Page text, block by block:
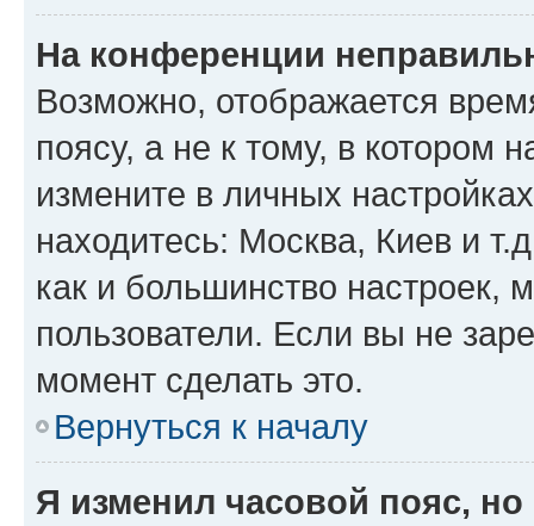
На конференции
Возможно, отображается
поясу, а не к тому, в котором
измените в личных
находитесь: Москва, Киев и
как и большинство настроек,
пользователи. Если вы не
момент сделать это.
Вернуться к началу
Я изменил часовой пояс,